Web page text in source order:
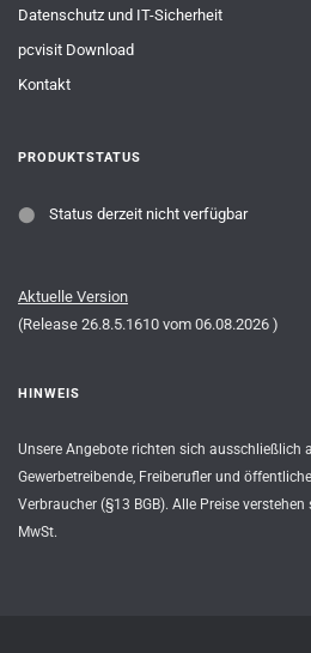
Datenschutz und IT-Sicherheit
pcvisit Download
Kontakt
PRODUKTSTATUS
⬤ Status derzeit nicht verfügbar
Aktuelle Version
(Release 26.8.5.1610 vom 06.08.2026 )
HINWEIS
Unsere Angebote richten sich ausschließlich
Gewerbetreibende, Freiberufler und
Verbraucher (§13 BGB). Alle Preise
MwSt.